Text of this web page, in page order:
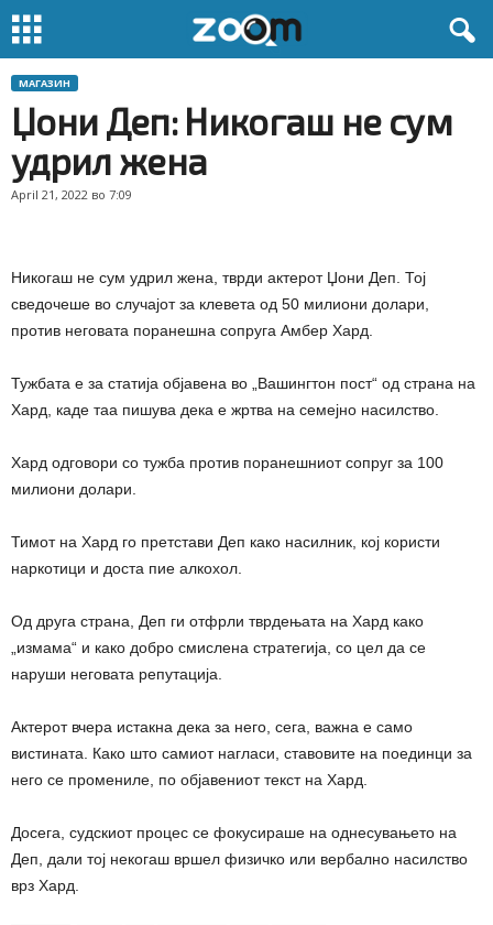
МАГАЗИН
Џони Деп: Никогаш не сум
удрил жена
April 21, 2022 во 7:09
Никогаш не сум удрил жена, тврди актерот Џони Деп. Тој
сведочеше во случајот за клевета од 50 милиони долари,
против неговата поранешна сопруга Амбер Хард.
Тужбата е за статија објавена во „Вашингтон пост“ од страна на
Хард, каде таа пишува дека е жртва на семејно насилство.
Хард одговори со тужба против поранешниот сопруг за 100
милиони долари.
Тимот на Хард го претстави Деп како насилник, кој користи
наркотици и доста пие алкохол.
Од друга страна, Деп ги отфрли тврдењата на Хард како
„измама“ и како добро смислена стратегија, со цел да се
наруши неговата репутација.
Актерот вчера истакна дека за него, сега, важна е само
вистината. Како што самиот нагласи, ставовите на поединци за
него се промениле, по објавениот текст на Хард.
Досега, судскиот процес се фокусираше на однесувањето на
Деп, дали тој некогаш вршел физичко или вербално насилство
врз Хард.